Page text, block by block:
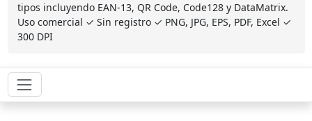
tipos incluyendo EAN-13, QR Code, Code128 y DataMatrix.
Uso comercial ✓ Sin registro ✓ PNG, JPG, EPS, PDF, Excel ✓
300 DPI